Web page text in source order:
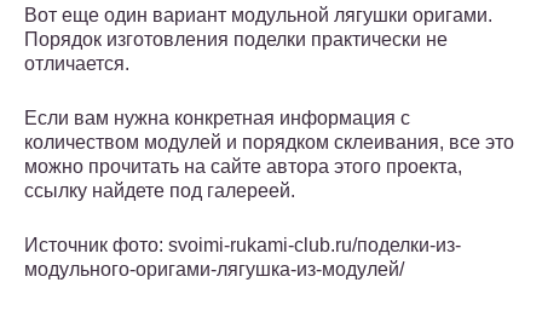
Вот еще один вариант модульной лягушки оригами.
Порядок изготовления поделки практически не
отличается.
Если вам нужна конкретная информация с
количеством модулей и порядком склеивания, все это
можно прочитать на сайте автора этого проекта,
ссылку найдете под галереей.
Источник фото: svoimi-rukami-club.ru/поделки-из-
модульного-оригами-лягушка-из-модулей/